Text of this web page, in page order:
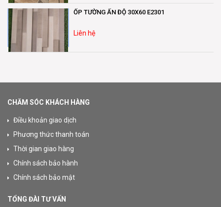
ỐP TƯỜNG ẤN ĐỘ 30X60 E2301
Liên hệ
CHĂM SÓC KHÁCH HÀNG
Điều khoản giao dịch
Phương thức thanh toán
Thời gian giao hàng
Chính sách bảo hành
Chính sách bảo mật
TỔNG ĐÀI TƯ VẤN